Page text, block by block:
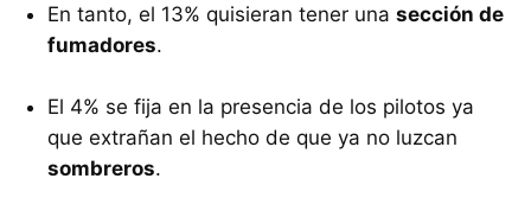
En tanto, el 13% quisieran tener una sección de
fumadores.
El 4% se fija en la presencia de los pilotos ya
que extrañan el hecho de que ya no luzcan
sombreros.